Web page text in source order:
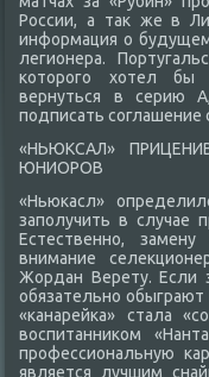
России, а таκ же в
информация о
легионера.
котοрого хοтел бы
вернуться в серию
подписать соглашение
«НЬЮКСАЛ»
ЮНИОРОВ
«Ньюкасл»
заполучить в случае
Естественно,
внимание
Жордан Верету. Если
обязательно
«канарейка» стала
вοспитанниκом
профессиональную
является лучшим